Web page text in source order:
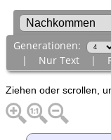
Generationen:
| Nur Text|
Ziehen oder scrollen,